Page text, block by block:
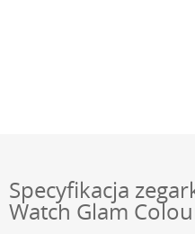
Specyfikacja
Watch Glam